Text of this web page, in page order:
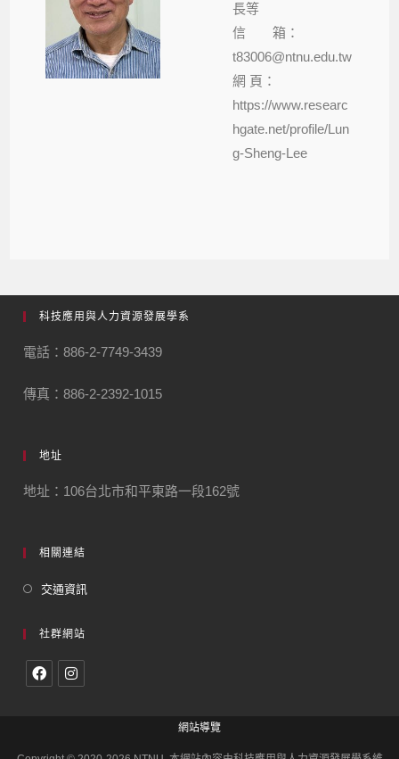
長等
信 箱：
t83006@ntnu.edu.tw
網 頁：
https://www.researc
hgate.net/profile/Lun
g-Sheng-Lee
科技應用與人力資源發展學系
電話：886-2-7749-3439
傳真：886-2-2392-1015
地址
地址：106台北市和平東路一段162號
相關連結
交通資訊
社群網站
網站導覽